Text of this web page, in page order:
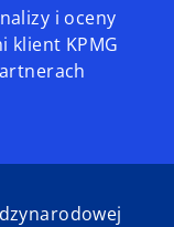
i oceny
klient KPMG